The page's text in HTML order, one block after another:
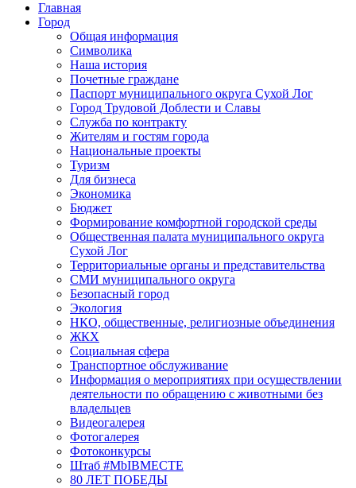
Главная
Город
Общая информация
Символика
Наша история
Почетные граждане
Паспорт муниципального округа Сухой Лог
Город Трудовой Доблести и Славы
Служба по контракту
Жителям и гостям города
Национальные проекты
Туризм
Для бизнеса
Экономика
Бюджет
Формирование комфортной городской среды
Общественная палата муниципального округа
Сухой Лог
Территориальные органы и представительства
СМИ муниципального округа
Безопасный город
Экология
НКО, общественные, религиозные объединения
ЖКХ
Социальная сфера
Транспортное обслуживание
Информация о мероприятиях при осуществлении
деятельности по обращению с животными без
владельцев
Видеогалерея
Фотогалерея
Фотоконкурсы
Штаб #MbIBMECTE
80 ЛЕТ ПОБЕДЫ